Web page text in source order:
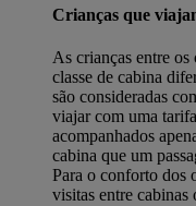
Crianças que
As crianças entre
classe de cabina
são consideradas
viajar com uma
acompanhados
cabina que um
Para o conforto dos
visitas entre